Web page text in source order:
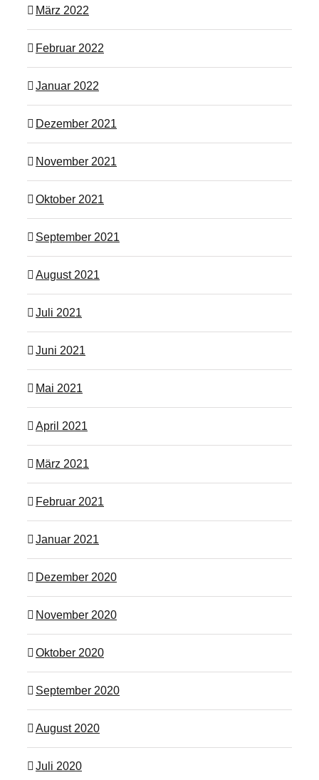
März 2022
Februar 2022
Januar 2022
Dezember 2021
November 2021
Oktober 2021
September 2021
August 2021
Juli 2021
Juni 2021
Mai 2021
April 2021
März 2021
Februar 2021
Januar 2021
Dezember 2020
November 2020
Oktober 2020
September 2020
August 2020
Juli 2020